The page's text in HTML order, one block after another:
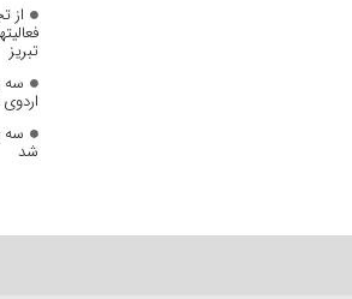
از
تبریز
سه
سه
شد